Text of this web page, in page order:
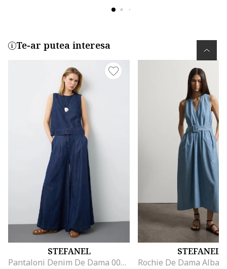
Te-ar putea interesa
STEFANEL
Pantaloni Denim De Dama 003570227
STEFANEL